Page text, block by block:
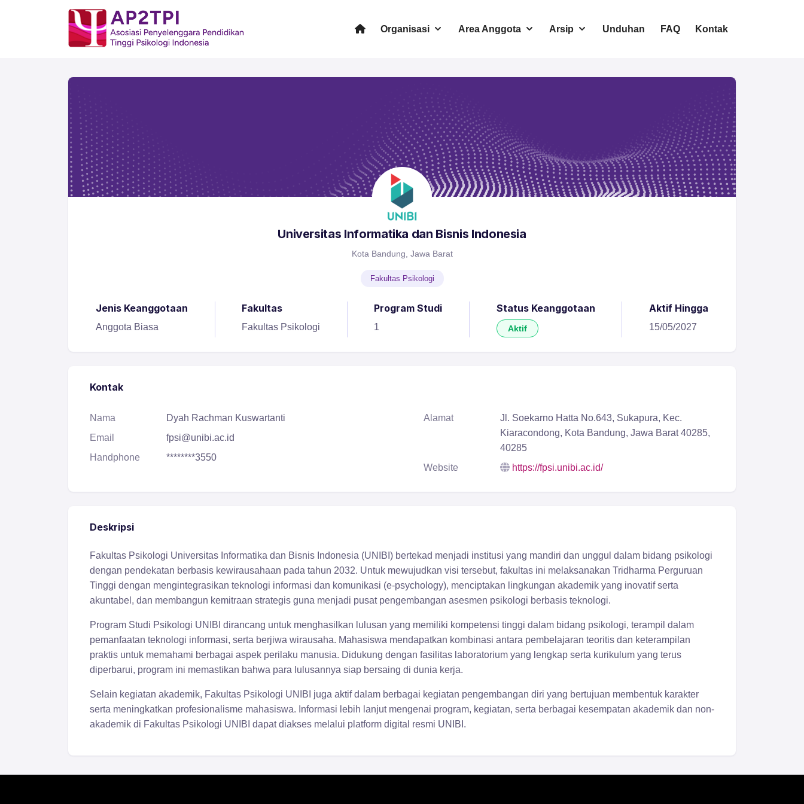
Organisasi Area Anggota Arsip Unduhan FAQ Kontak
Universitas Informatika dan Bisnis Indonesia
Kota Bandung, Jawa Barat
Fakultas Psikologi
Jenis Keanggotaan
Anggota Biasa
Fakultas
Fakultas Psikologi
Program Studi
1
Status Keanggotaan
Aktif
Aktif Hingga
15/05/2027
Kontak
Nama
Dyah Rachman Kuswartanti
Email
fpsi@unibi.ac.id
Handphone
********3550
Alamat
Jl. Soekarno Hatta No.643, Sukapura, Kec.
Kiaracondong, Kota Bandung, Jawa Barat 40285,
40285
Website
https://fpsi.unibi.ac.id/
Deskripsi
Fakultas Psikologi Universitas Informatika dan Bisnis Indonesia (UNIBI) bertekad menjadi institusi yang mandiri dan unggul dalam bidang psikologi
dengan pendekatan berbasis kewirausahaan pada tahun 2032. Untuk mewujudkan visi tersebut, fakultas ini melaksanakan Tridharma Perguruan
Tinggi dengan mengintegrasikan teknologi informasi dan komunikasi (e-psychology), menciptakan lingkungan akademik yang inovatif serta
akuntabel, dan membangun kemitraan strategis guna menjadi pusat pengembangan asesmen psikologi berbasis teknologi.
Program Studi Psikologi UNIBI dirancang untuk menghasilkan lulusan yang memiliki kompetensi tinggi dalam bidang psikologi, terampil dalam
pemanfaatan teknologi informasi, serta berjiwa wirausaha. Mahasiswa mendapatkan kombinasi antara pembelajaran teoritis dan keterampilan
praktis untuk memahami berbagai aspek perilaku manusia. Didukung dengan fasilitas laboratorium yang lengkap serta kurikulum yang terus
diperbarui, program ini memastikan bahwa para lulusannya siap bersaing di dunia kerja.
Selain kegiatan akademik, Fakultas Psikologi UNIBI juga aktif dalam berbagai kegiatan pengembangan diri yang bertujuan membentuk karakter
serta meningkatkan profesionalisme mahasiswa. Informasi lebih lanjut mengenai program, kegiatan, serta berbagai kesempatan akademik dan non-
akademik di Fakultas Psikologi UNIBI dapat diakses melalui platform digital resmi UNIBI.